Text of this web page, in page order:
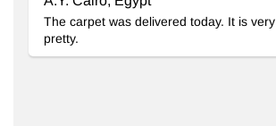
The carpet was delivered today. It is very
pretty.